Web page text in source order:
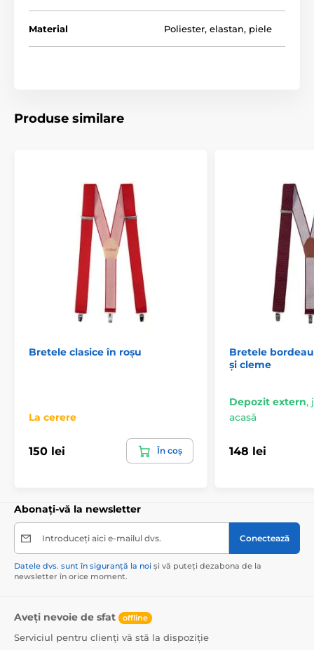
Material Poliester, elastan, piele
Produse similare
Bretele clasice în roșu
La cerere
150 lei În coș
Bretele
și cleme
Depozit extern,
acasă
148 lei
Abonați-vă la newsletter
Introduceți aici e-mailul dvs. Conectează
Datele dvs. sunt în siguranță la noi și vă puteți dezabona de la
newsletter în orice moment.
Aveți nevoie de sfat offline
Serviciul pentru clienți vă stă la dispoziție